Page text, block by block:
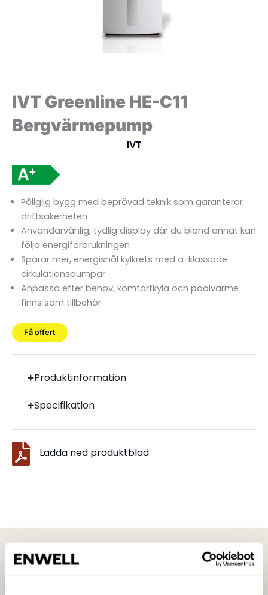
IVT Greenline HE-C11
Bergvärmepump
IVT
Påliglig bygg med beprövad teknik som garanterar
driftsäkerheten
Användarvänlig, tydlig display där du bland annat kan
följa energiförbrukningen
Sparar mer, energisnål kylkrets med a-klassade
cirkulationspumpar
Anpassa efter behov, komfortkyla och poolvärme
finns som tillbehör
Få offert
Produktinformation
Specifikation
Ladda ned produktblad